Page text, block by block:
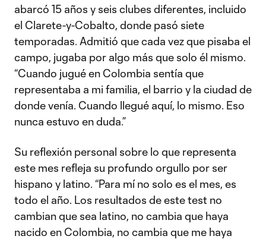
abarcó 15 años y seis clubes diferentes, incluido
el Clarete-y-Cobalto, donde pasó siete
temporadas. Admitió que cada vez que pisaba el
campo, jugaba por algo más que solo él mismo.
“Cuando jugué en Colombia sentía que
representaba a mi familia, el barrio y la ciudad de
donde venía. Cuando llegué aquí, lo mismo. Eso
nunca estuvo en duda.”
Su reflexión personal sobre lo que representa
este mes refleja su profundo orgullo por ser
hispano y latino. “Para mí no solo es el mes, es
todo el año. Los resultados de este test no
cambian que sea latino, no cambia que haya
nacido en Colombia, no cambia que me haya